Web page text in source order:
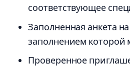
соответствующее
Заполненная анкета на
заполнением
Проверенное